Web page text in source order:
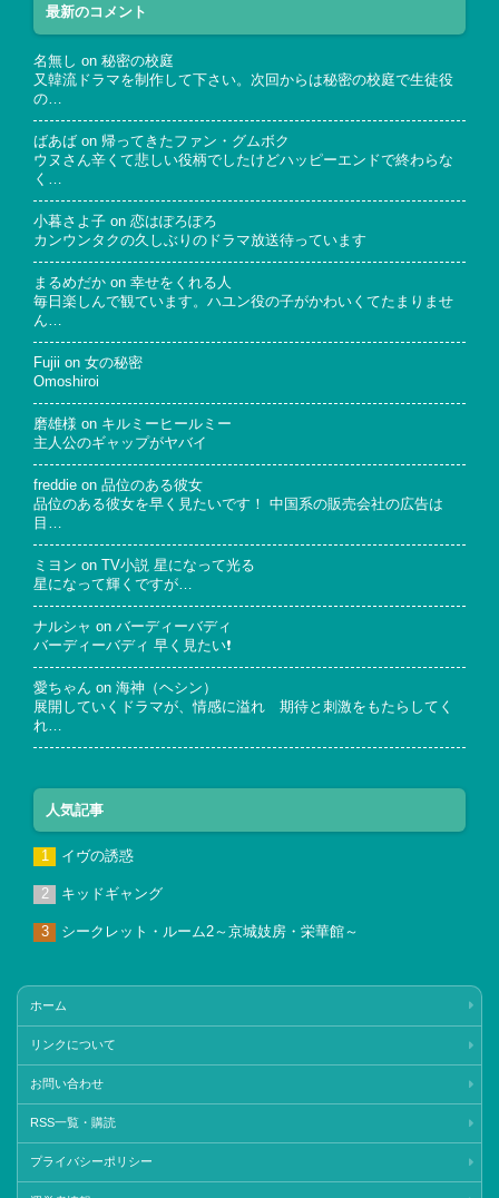
最新のコメント
名無し on 秘密の校庭
又韓流ドラマを制作して下さい。次回からは秘密の校庭で生徒役
の…
ばあば on 帰ってきたファン・グムボク
ウヌさん辛くて悲しい役柄でしたけどハッピーエンドで終わらな
く…
小暮さよ子 on 恋はぽろぽろ
カンウンタクの久しぶりのドラマ放送待っています
まるめだか on 幸せをくれる人
毎日楽しんで観ています。ハユン役の子がかわいくてたまりませ
ん…
Fujii on 女の秘密
Omoshiroi
磨雄様 on キルミーヒールミー
主人公のギャップがヤバイ
freddie on 品位のある彼女
品位のある彼女を早く見たいです！ 中国系の販売会社の広告は
目…
ミヨン on TV小説 星になって光る
星になって輝くですが…
ナルシャ on バーディーバディ
バーディーバディ 早く見たい❗
愛ちゃん on 海神（ヘシン）
展開していくドラマが、情感に溢れ 期待と刺激をもたらしてく
れ…
人気記事
イヴの誘惑
キッドギャング
シークレット・ルーム2～京城妓房・栄華館～
ホーム
リンクについて
お問い合わせ
RSS一覧・購読
プライバシーポリシー